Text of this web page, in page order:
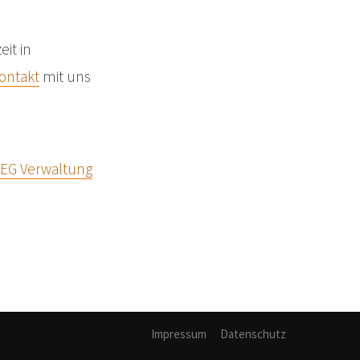
in
mit uns
Verwaltung
Impressum Datenschutz